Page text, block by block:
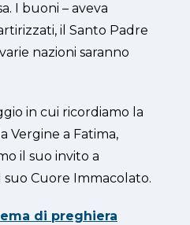
I buoni – aveva
il Santo Padre
nazioni saranno
in cui ricordiamo la
Vergine a Fatima,
il suo invito a
Cuore Immacolato.
di preghiera